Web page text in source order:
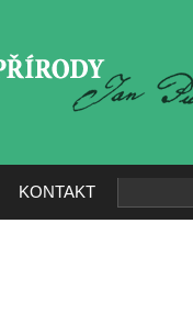
KONTAKT